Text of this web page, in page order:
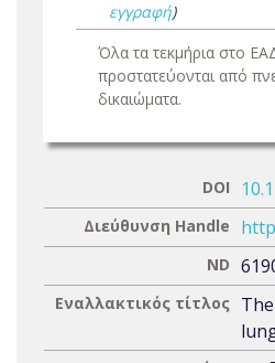
εγγραφή)
Όλα τα τεκμήρια στο
προστατεύονται από
δικαιώματα.
DOI
Διεύθυνση Handle
ND
Εναλλακτικός τίτλος